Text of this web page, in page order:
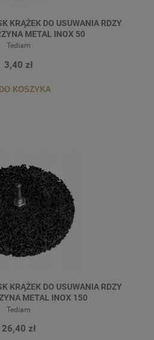
KRĄŻEK DO USUWANIA RDZY
METAL INOX 50
Tediam
3,40 zł
DO KOSZYKA
KRĄŻEK DO USUWANIA RDZY
METAL INOX 150
Tediam
26,40 zł